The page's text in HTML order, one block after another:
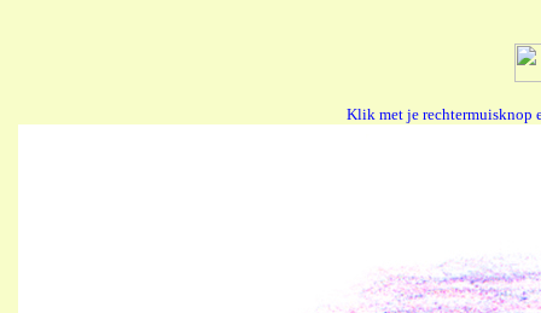
Klik met je rechtermuisknop